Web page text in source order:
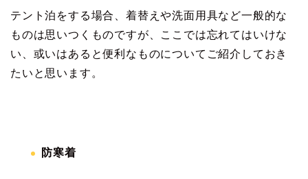
テント泊をする場合、着替えや洗面用具など一般的な
ものは思いつくものですが、ここでは忘れてはいけな
い、或いはあると便利なものについてご紹介しておき
たいと思います。
防寒着